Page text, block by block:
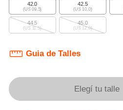
42.0
(US 09.5)
42.5
(US 10.0)
44.5
(US 11.5)
45.0
(US 12.0)
Guia de Talles
Elegí tu talle